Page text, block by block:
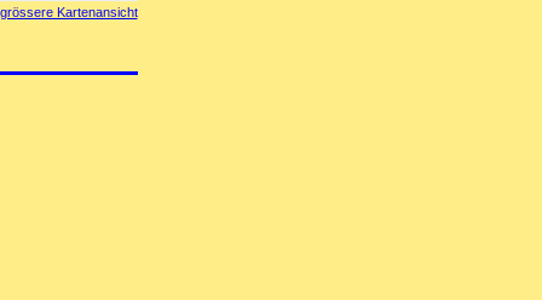
grössere Kartenansicht